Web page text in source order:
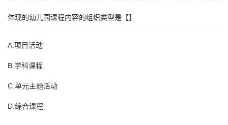
体现的幼儿园课程内容的组织类型是【】
A.项目活动
B.学科课程
C.单元主题活动
D.综合课程